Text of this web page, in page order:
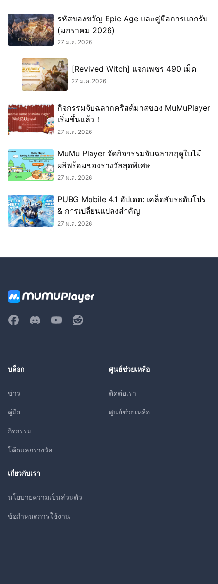
รหัสของขวัญ Epic Age และคู่มือการแลกรับ
(มกราคม 2026)
27 ม.ค. 2026
[Revived Witch] แจกเพชร 490 เม็ด
27 ม.ค. 2026
กิจกรรมจับฉลากคริสต์มาสของ MuMuPlayer
เริ่มขึ้นแล้ว！
27 ม.ค. 2026
MuMu Player จัดกิจกรรมจับฉลากฤดูใบไม้
ผลิพร้อมของรางวัลสุดพิเศษ
27 ม.ค. 2026
PUBG Mobile 4.1 อัปเดต: เคล็ดลับระดับโปร
& การเปลี่ยนแปลงสำคัญ
27 ม.ค. 2026
บล็อก
ข่าว
คู่มือ
กิจกรรม
โค้ดแลกรางวัล
ศูนย์ช่วยเหลือ
ติดต่อเรา
ศูนย์ช่วยเหลือ
เกี่ยวกับเรา
นโยบายความเป็นส่วนตัว
ข้อกำหนดการใช้งาน